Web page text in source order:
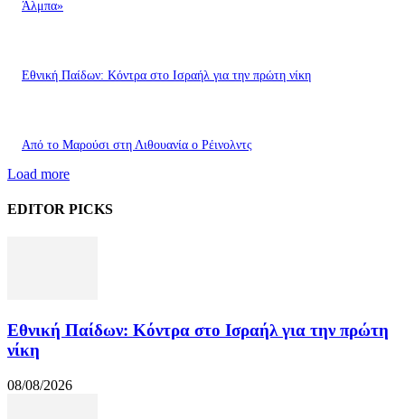
Άλμπα»
Εθνική Παίδων: Κόντρα στο Ισραήλ για την πρώτη νίκη
Από το Μαρούσι στη Λιθουανία ο Ρέινολντς
Load more
EDITOR PICKS
Εθνική Παίδων: Κόντρα στο Ισραήλ για την πρώτη
νίκη
08/08/2026